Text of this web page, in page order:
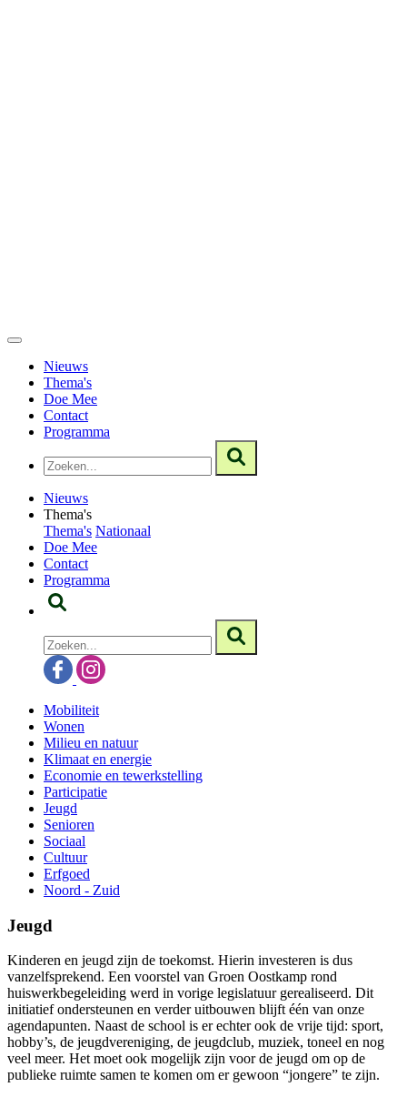
Nieuws
Thema's
Doe Mee
Contact
Programma
Nieuws
Thema's
Thema's Nationaal
Doe Mee
Contact
Programma
Mobiliteit
Wonen
Milieu en natuur
Klimaat en energie
Economie en tewerkstelling
Participatie
Jeugd
Senioren
Sociaal
Cultuur
Erfgoed
Noord - Zuid
Jeugd
Kinderen en jeugd zijn de toekomst. Hierin investeren is dus
vanzelfsprekend. Een voorstel van Groen Oostkamp rond
huiswerkbegeleiding werd in vorige legislatuur gerealiseerd. Dit
initiatief ondersteunen en verder uitbouwen blijft één van onze
agendapunten. Naast de school is er echter ook de vrije tijd: sport,
hobby’s, de jeugdvereniging, de jeugdclub, muziek, toneel en nog
veel meer. Het moet ook mogelijk zijn voor de jeugd om op de
publieke ruimte samen te komen om er gewoon “jongere” te zijn.